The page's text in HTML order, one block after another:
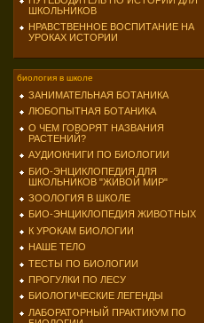
ШКОЛЬНИКОВ
НРАВСТВЕННОЕ ВОСПИТАНИЕ НА
УРОКАХ ИСТОРИИ
биология в школе
ЗАНИМАТЕЛЬНАЯ БОТАНИКА
ЛЮБОПЫТНАЯ БОТАНИКА
О ЧЕМ ГОВОРЯТ НАЗВАНИЯ
РАСТЕНИЙ?
АУДИОКНИГИ ПО БИОЛОГИИ
БИО-ЭНЦИКЛОПЕДИЯ ДЛЯ
ШКОЛЬНИКОВ "ЖИВОЙ МИР"
ЗООЛОГИЯ В ШКОЛЕ
БИО-ЭНЦИКЛОПЕДИЯ ЖИВОТНЫХ
К УРОКАМ БИОЛОГИИ
НАШЕ ТЕЛО
ТЕСТЫ ПО БИОЛОГИИ
ПРОГУЛКИ ПО ЛЕСУ
БИОЛОГИЧЕСКИЕ ЛЕГЕНДЫ
ЛАБОРАТОРНЫЙ ПРАКТИКУМ ПО